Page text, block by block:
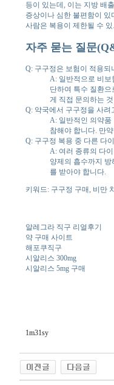
등이 있는데, 이는 지방 배
증상이나 심한 불편함이
사람은 복용이 제한될 수
자주 묻는 질문
Q: 구구정은 보험이 적용되
A: 일반적으로 비보
단하여 특수 질환
게 직접 문의하는
Q: 약국에서 구구정을 사려
A: 일반적인 의약품
참해야 합니다. 만
Q: 구구정 복용 중 다른 다
A: 여러 종류의 다
양제의 흡수까지
를 받아야 합니다.
키워드: 구구정 구매, 비만
알레그라 직구 리얼후기
약 구매 사이트
해포쿠직구
시알리스 300mg
시알리스 5mg 구매
1m31sy